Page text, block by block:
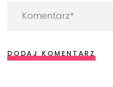
DODAJ KOMENTARZ